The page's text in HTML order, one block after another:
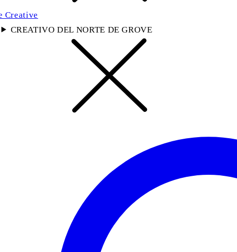
Creative
CREATIVO DEL NORTE DE GROVE